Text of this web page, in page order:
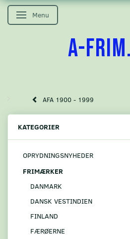
Skifte navigation
Menu
A-
AFA 1900 - 1999
KATEGORIER
OPRYDNINGSNYHEDER
FRIMÆRKER
DANMARK
DANSK VESTINDIEN
FINLAND
FÆRØERNE